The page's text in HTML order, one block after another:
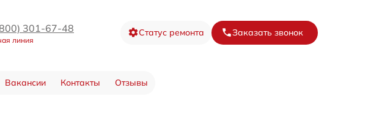
301-67-48
линия
Статус ремонта Заказать звонок
Вакансии Контакты Отзывы